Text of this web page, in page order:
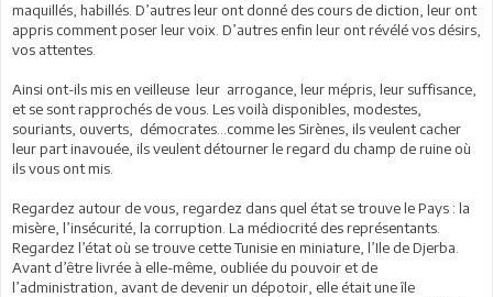
maquillés, habillés. D’autres leur ont donné des cours de diction, leur ont
appris comment poser leur voix. D’autres enfin leur ont révélé vos désirs,
vos attentes.
Ainsi ont-ils mis en veilleuse leur arrogance, leur mépris, leur suffisance,
et se sont rapprochés de vous. Les voilà disponibles, modestes,
souriants, ouverts, démocrates…comme les Sirènes, ils veulent cacher
leur part inavouée, ils veulent détourner le regard du champ de ruine où
ils vous ont mis.
Regardez autour de vous, regardez dans quel état se trouve le Pays : la
misère, l’insécurité, la corruption. La médiocrité des représentants.
Regardez l’état où se trouve cette Tunisie en miniature, l’Ile de Djerba.
Avant d’être livrée à elle-même, oubliée du pouvoir et de
l’administration, avant de devenir un dépotoir, elle était une île